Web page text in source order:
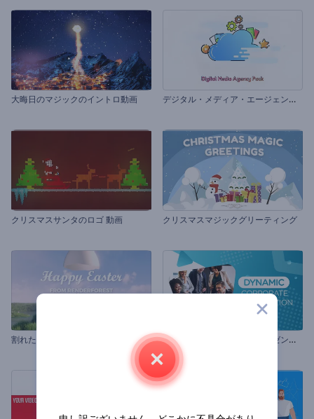
大晦日のマジックのイントロ動画 デ
ジタル・メディア・エージェンシーのセット
クリスマスサンタのロゴ 動画 クリスマスマジックグリーティング
割
れた卵のイースターのオープニング動画 ダ
イナミックな企業用のプレゼンテーション